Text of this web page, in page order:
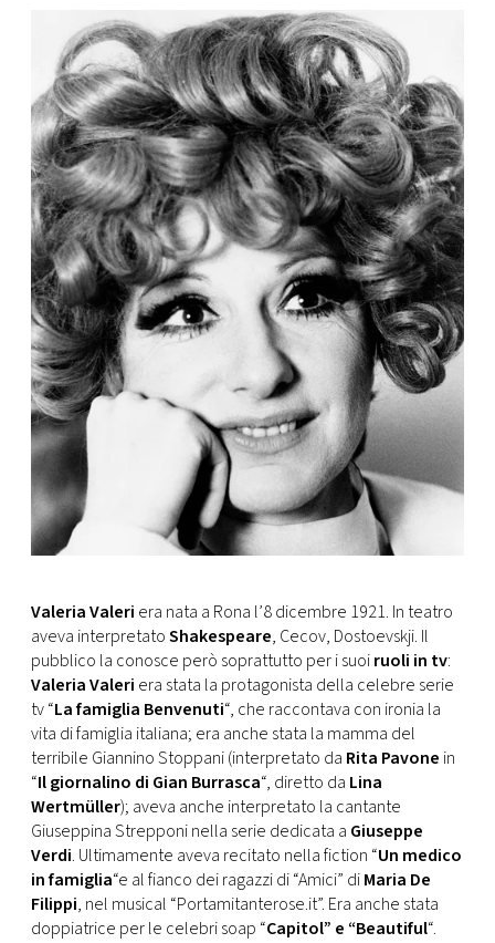
Valeria Valeri era nata a Rona l’8 dicembre 1921. In teatro
aveva interpretatoShakespeare, Cecov, Dostoevskji. Il
pubblico la conosce però soprattutto per i suoiruoli in tv:
Valeria Valeri era stata la protagonista della celebre serie
tv “La famiglia Benvenuti“, che raccontava con ironia la
vita di famiglia italiana; era anche stata la mamma del
terribile Giannino Stoppani (interpretato da Rita Pavone in
“Il giornalino di Gian Burrasca“, diretto da Lina
Wertmüller); aveva anche interpretato la cantante
Giuseppina Strepponi nella serie dedicata a Giuseppe
Verdi. Ultimamente aveva recitato nella fiction “Un medico
in famiglia“e al fianco dei ragazzi di “Amici” diMaria De
Filippi, nel musical “Portamitanterose.it”. Era anche stata
doppiatrice per le celebri soap “Capitol” e “Beautiful“.